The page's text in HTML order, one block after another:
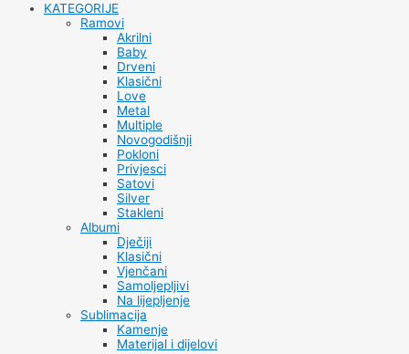
KATEGORIJE
Ramovi
Akrilni
Baby
Drveni
Klasični
Love
Metal
Multiple
Novogodišnji
Pokloni
Privjesci
Satovi
Silver
Stakleni
Albumi
Dječiji
Klasični
Vjenčani
Samoljepljivi
Na lijepljenje
Sublimacija
Kamenje
Materijal i dijelovi